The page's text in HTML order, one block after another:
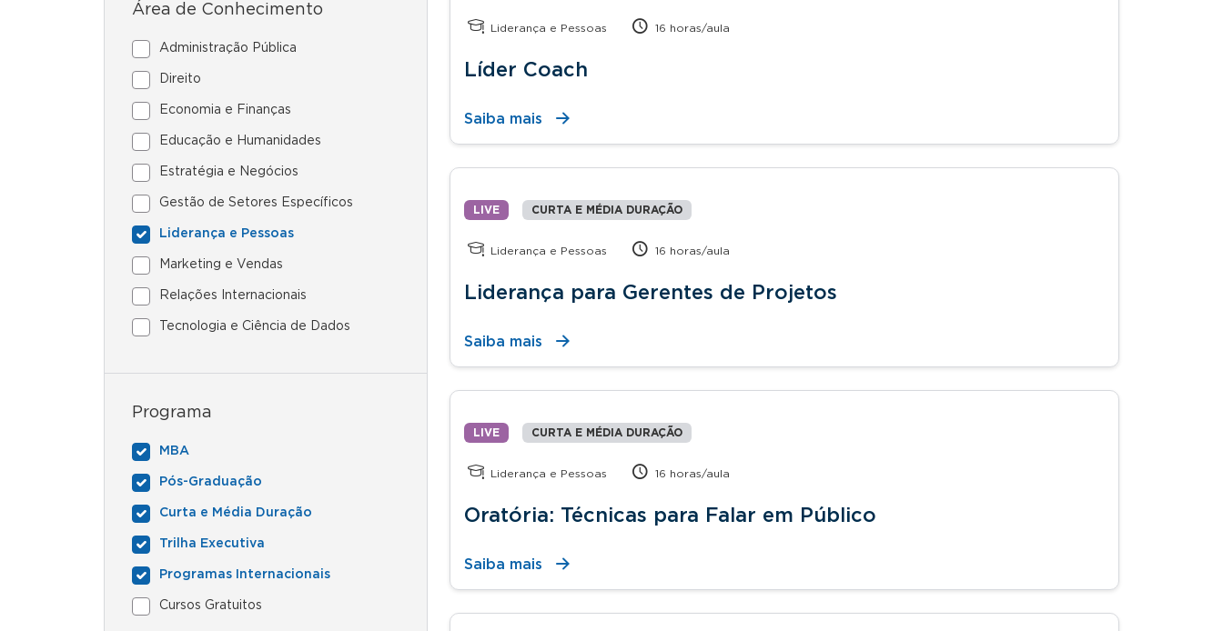
Área de Conhecimento
Administração Pública
Direito
Economia e Finanças
Educação e Humanidades
Estratégia e Negócios
Gestão de Setores Específicos
Liderança e Pessoas
Marketing e Vendas
Relações Internacionais
Tecnologia e Ciência de Dados
Programa
MBA
Pós-Graduação
Curta e Média Duração
Trilha Executiva
Programas Internacionais
Cursos Gratuitos
Liderança e Pessoas 16 horas/aula
Líder Coach
Saiba mais
LIVE CURTA E MÉDIA DURAÇÃO
Liderança e Pessoas 16 horas/aula
Liderança para Gerentes de Projetos
Saiba mais
LIVE CURTA E MÉDIA DURAÇÃO
Liderança e Pessoas 16 horas/aula
Oratória: Técnicas para Falar em Público
Saiba mais